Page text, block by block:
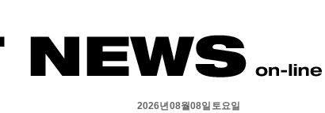
2026년 08월 08일 토요일